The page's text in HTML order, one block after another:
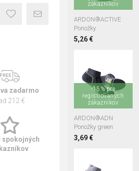
zadarmo
212 €
spokojných
zákazníkov
ARDON®ACTIVE
Ponožky
5,26 €
-15% pre
registrovaných
zákazníkov
ARDON®ADN
Ponožky green
3,69 €
42-45